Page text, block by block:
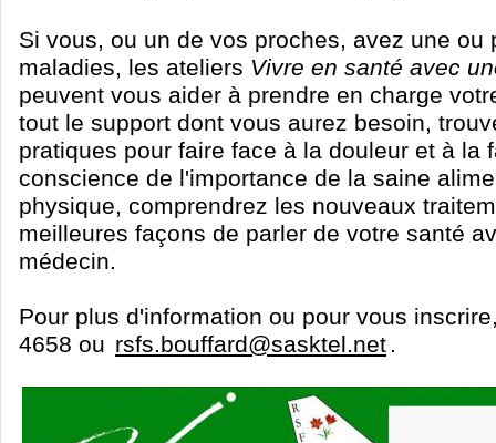
Si vous, ou un de vos proches, avez une ou
maladies, les ateliers Vivre en santé avec
peuvent vous aider à prendre en charge
tout le support dont vous aurez besoin,
pratiques pour faire face à la douleur et à la
conscience de l'importance de la saine
physique, comprendrez les nouveaux
meilleures façons de parler de votre santé
médecin.
Pour plus d'information ou pour vous
4658 ou rsfs.bouffard@sasktel.net .